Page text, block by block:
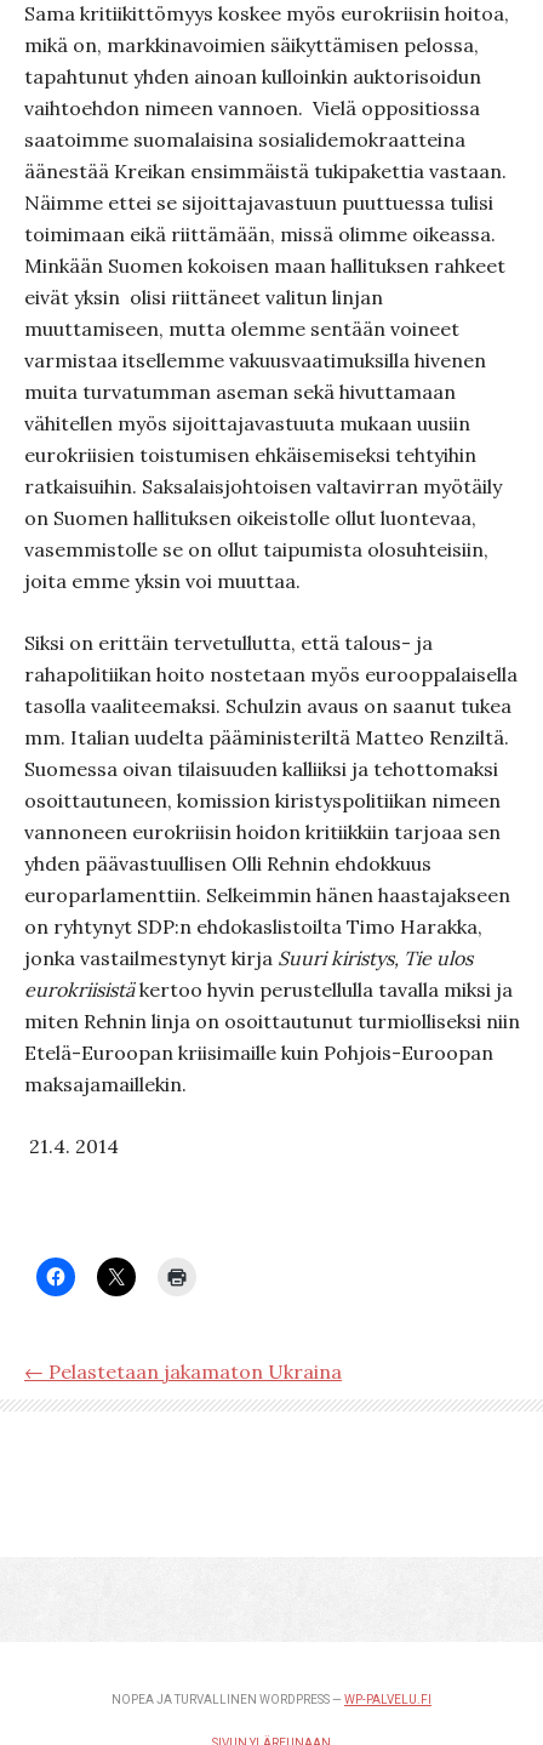
Sama kritiikittömyys koskee myös eurokriisin hoitoa,
mikä on, markkinavoimien säikyttämisen pelossa,
tapahtunut yhden ainoan kulloinkin auktorisoidun
vaihtoehdon nimeen vannoen. Vielä oppositiossa
saatoimme suomalaisina sosialidemokraatteina
äänestää Kreikan ensimmäistä tukipakettia vastaan.
Näimme ettei se sijoittajavastuun puuttuessa tulisi
toimimaan eikä riittämään, missä olimme oikeassa.
Minkään Suomen kokoisen maan hallituksen rahkeet
eivät yksin olisi riittäneet valitun linjan
muuttamiseen, mutta olemme sentään voineet
varmistaa itsellemme vakuusvaatimuksilla hivenen
muita turvatumman aseman sekä hivuttamaan
vähitellen myös sijoittajavastuuta mukaan uusiin
eurokriisien toistumisen ehkäisemiseksi tehtyihin
ratkaisuihin. Saksalaisjohtoisen valtavirran myötäily
on Suomen hallituksen oikeistolle ollut luontevaa,
vasemmistolle se on ollut taipumista olosuhteisiin,
joita emme yksin voi muuttaa.
Siksi on erittäin tervetullutta, että talous- ja
rahapolitiikan hoito nostetaan myös eurooppalaisella
tasolla vaaliteemaksi. Schulzin avaus on saanut tukea
mm. Italian uudelta pääministeriltä Matteo Renziltä.
Suomessa oivan tilaisuuden kalliiksi ja tehottomaksi
osoittautuneen, komission kiristyspolitiikan nimeen
vannoneen eurokriisin hoidon kritiikkiin tarjoaa sen
yhden päävastuullisen Olli Rehnin ehdokkuus
europarlamenttiin. Selkeimmin hänen haastajakseen
on ryhtynyt SDP:n ehdokaslistoilta Timo Harakka,
jonka vastailmestynyt kirja Suuri kiristys, Tie ulos
eurokriisistäkertoo hyvin perustellulla tavalla miksi ja
miten Rehnin linja on osoittautunut turmiolliseksi niin
Etelä-Euroopan kriisimaille kuin Pohjois-Euroopan
maksajamaillekin.
21.4. 2014
← Pelastetaan jakamaton Ukraina
NOPEA JA TURVALLINEN WORDPRESS — WP-PALVELU.FI